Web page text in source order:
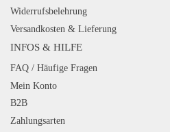
Widerrufsbelehrung
Versandkosten & Lieferung
INFOS & HILFE
FAQ / Häufige Fragen
Mein Konto
B2B
Zahlungsarten